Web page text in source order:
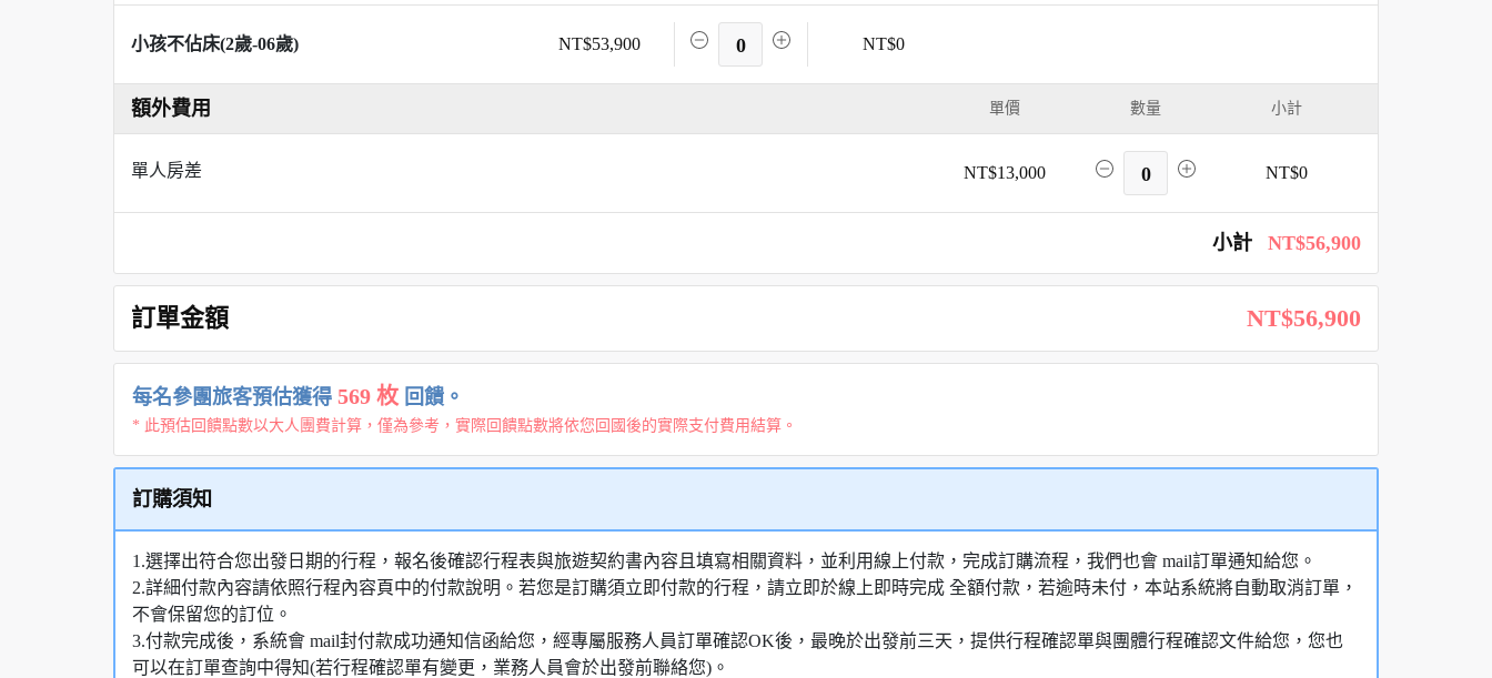
小孩不佔床(2歲-06歲) NT$53,900 0 NT$0
額外費用 單價 數量 小計
單人房差 NT$13,000 0 NT$0
小計 NT$56,900
訂單金額 NT$56,900
每名參團旅客預估獲得 569 枚 回饋。
* 此預估回饋點數以大人團費計算，僅為參考，實際回饋點數將依您回國後的實際支付費用結算。
訂購須知
1.選擇出符合您出發日期的行程，報名後確認行程表與旅遊契約書內容且填寫相關資料，並利用線上付款，完成訂購流程，我們也會 mail訂單通知給您。
2.詳細付款內容請依照行程內容頁中的付款說明。若您是訂購須立即付款的行程，請立即於線上即時完成 全額付款，若逾時未付，本站系統將自動取消訂單，
不會保留您的訂位。
3.付款完成後，系統會 mail封付款成功通知信函給您，經專屬服務人員訂單確認OK後，最晚於出發前三天，提供行程確認單與團體行程確認文件給您，您也
可以在訂單查詢中得知(若行程確認單有變更，業務人員會於出發前聯絡您)。